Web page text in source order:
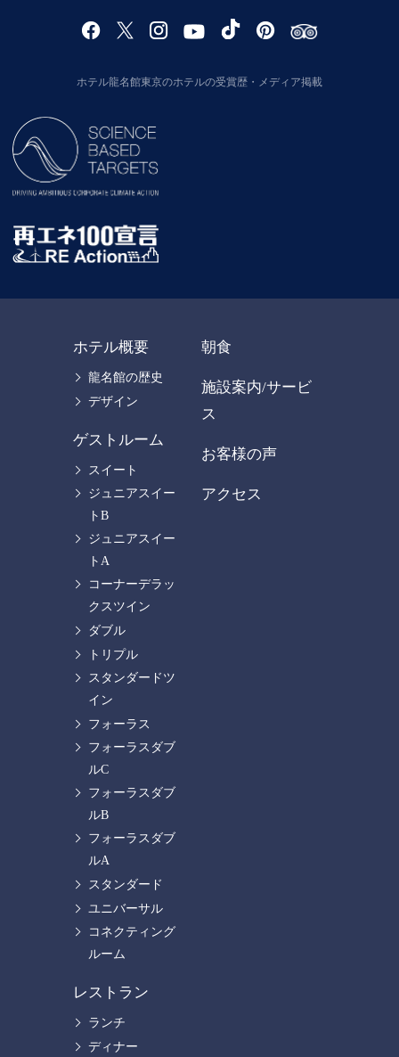
ホテル龍名館東京のホテルの受賞歴・メディア掲載
ホテル概要
龍名館の歴史
デザイン
ゲストルーム
スイート
ジュニアスイー
トB
ジュニアスイー
トA
コーナーデラッ
クスツイン
ダブル
トリプル
スタンダードツ
イン
フォーラス
フォーラスダブ
ルC
フォーラスダブ
ルB
フォーラスダブ
ルA
スタンダード
ユニバーサル
コネクティング
ルーム
レストラン
ランチ
ディナー
朝食
施設案内/サービ
ス
お客様の声
アクセス